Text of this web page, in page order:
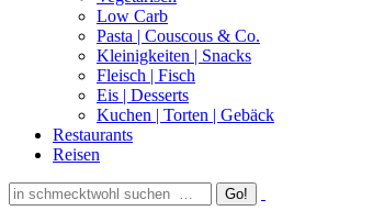
Low Carb
Pasta | Couscous & Co.
Kleinigkeiten | Snacks
Fleisch | Fisch
Eis | Desserts
Kuchen | Torten | Gebäck
Restaurants
Reisen